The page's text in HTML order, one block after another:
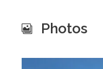
Photos